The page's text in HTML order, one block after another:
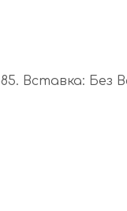
Вставка: Без